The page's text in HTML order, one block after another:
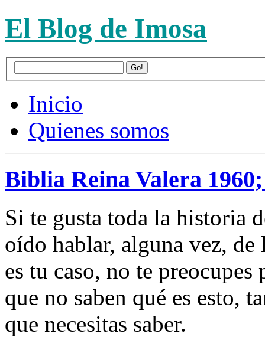
El Blog de Imosa
Inicio
Quienes somos
Biblia Reina Valera
Si te gusta toda la historia
oído hablar, alguna vez,
es tu caso, no te preocupes
que no saben qué es esto,
que necesitas saber.